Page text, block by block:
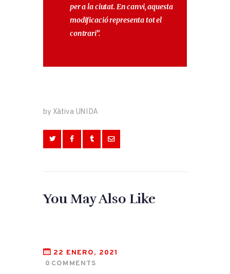
per a la ciutat. En canvi, aquesta
modificació representa tot el
contrari”.
by Xàtiva UNIDA
You May Also Like
22 ENERO, 2021
0 COMMENTS